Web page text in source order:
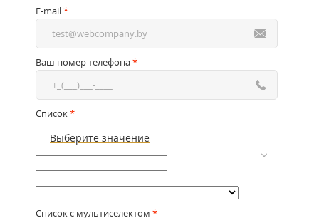
E-mail*
Ваш номер телефона*
Список*
Выберите значение
Список с мультиселектом *